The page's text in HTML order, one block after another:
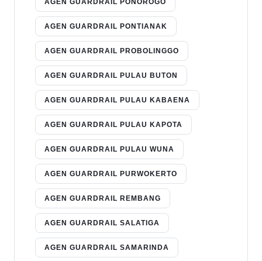
AGEN GUARDRAIL PONTIANAK
AGEN GUARDRAIL PROBOLINGGO
AGEN GUARDRAIL PULAU BUTON
AGEN GUARDRAIL PULAU KABAENA
AGEN GUARDRAIL PULAU KAPOTA
AGEN GUARDRAIL PULAU WUNA
AGEN GUARDRAIL PURWOKERTO
AGEN GUARDRAIL REMBANG
AGEN GUARDRAIL SALATIGA
AGEN GUARDRAIL SAMARINDA